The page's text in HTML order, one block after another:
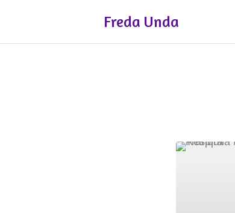
contenido
Freda Unda